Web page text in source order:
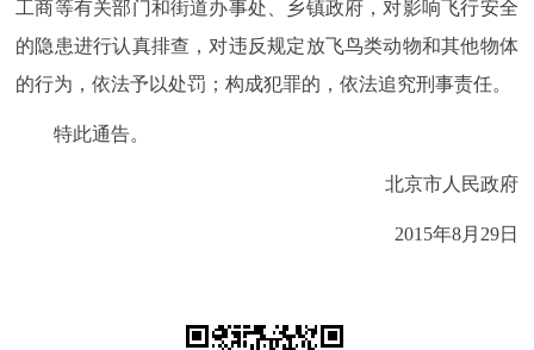
DEUTSCH FRANÇAIS РУССКИЙ ЯЗЫК
工商等有关部门和街道办事处、乡镇政府，对影响飞行安全
的隐患进行认真排查，对违反规定放飞鸟类动物和其他物体
的行为，依法予以处罚；构成犯罪的，依法追究刑事责任。
特此通告。
北京市人民政府
2015年8月29日